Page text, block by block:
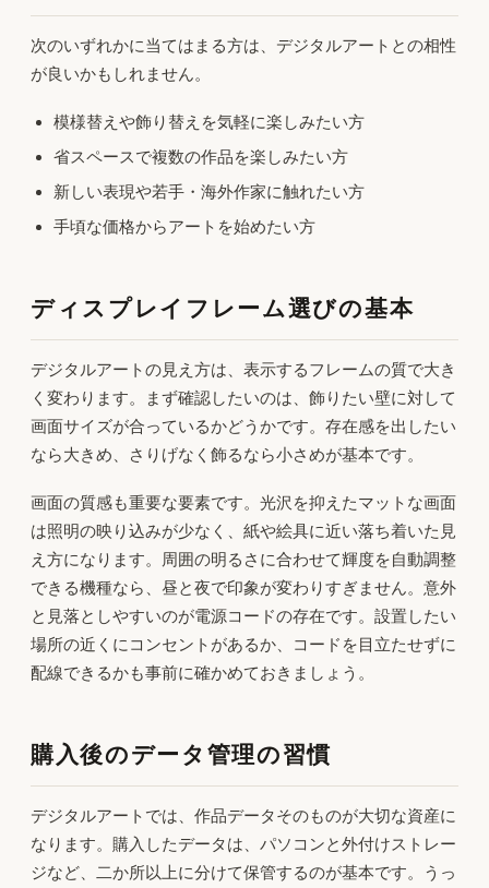
次のいずれかに当てはまる方は、デジタルアートとの相性
が良いかもしれません。
模様替えや飾り替えを気軽に楽しみたい方
省スペースで複数の作品を楽しみたい方
新しい表現や若手・海外作家に触れたい方
手頃な価格からアートを始めたい方
ディスプレイフレーム選びの基本
デジタルアートの見え方は、表示するフレームの質で大き
く変わります。まず確認したいのは、飾りたい壁に対して
画面サイズが合っているかどうかです。存在感を出したい
なら大きめ、さりげなく飾るなら小さめが基本です。
画面の質感も重要な要素です。光沢を抑えたマットな画面
は照明の映り込みが少なく、紙や絵具に近い落ち着いた見
え方になります。周囲の明るさに合わせて輝度を自動調整
できる機種なら、昼と夜で印象が変わりすぎません。意外
と見落としやすいのが電源コードの存在です。設置したい
場所の近くにコンセントがあるか、コードを目立たせずに
配線できるかも事前に確かめておきましょう。
購入後のデータ管理の習慣
デジタルアートでは、作品データそのものが大切な資産に
なります。購入したデータは、パソコンと外付けストレー
ジなど、二か所以上に分けて保管するのが基本です。うっ